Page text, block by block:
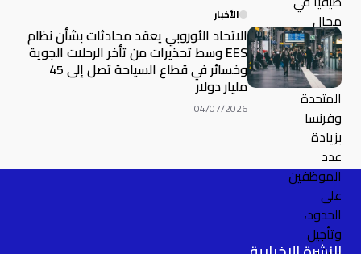
الأخبار
الاتحاد الأوروبي يعقد محادثات بشأن نظام
EES وسط تحذيرات من تأخر الرحلات الجوية
وخسائر في قطاع السياحة تصل إلى 45
مليار دولار
04/07/2026